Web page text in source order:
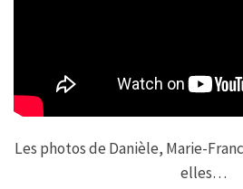
Les photos de Danièle, Marie-
elles…